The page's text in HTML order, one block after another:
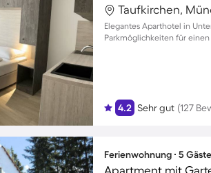
Taufkirchen,
Elegantes Aparthotel in
Parkmöglichkeiten für
4.2 Sehr gut (127
Ferienwohnung ∙ 5
Apartment mit